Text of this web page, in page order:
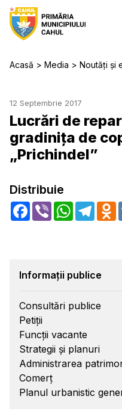
Acasă Media Noutăți și
12 Septembrie 2017
Lucrări de
gradinița de
„Prichindel”
Distribuie
Facebook
Viber WhatsApp
Informații publice
Consultări publice
Petiții
Funcții vacante
Strategii și planuri
Administrarea
Comerț
Planul urbanistic